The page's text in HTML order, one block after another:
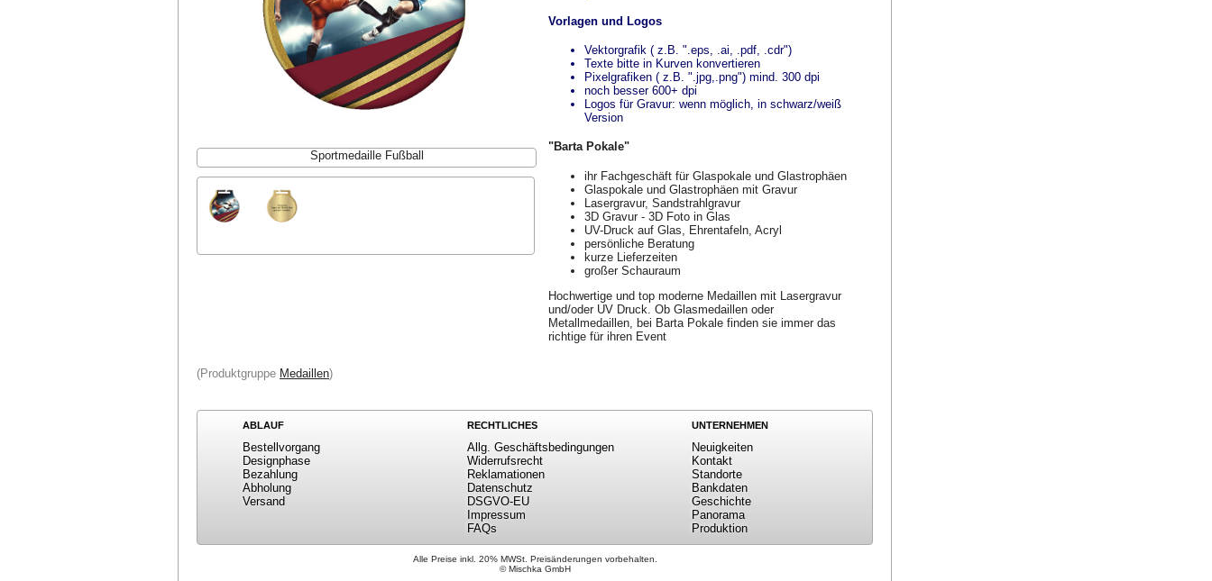
Sportmedaille Fußball
Vorlagen und Logos
Vektorgrafik ( z.B. ".eps, .ai, .pdf, .cdr")
Texte bitte in Kurven konvertieren
Pixelgrafiken ( z.B. ".jpg,.png") mind. 300 dpi
noch besser 600+ dpi
Logos für Gravur: wenn möglich, in schwarz/weiß
Version
"Barta Pokale"
ihr Fachgeschäft für Glaspokale und Glastrophäen
Glaspokale und Glastrophäen mit Gravur
Lasergravur, Sandstrahlgravur
3D Gravur - 3D Foto in Glas
UV-Druck auf Glas, Ehrentafeln, Acryl
persönliche Beratung
kurze Lieferzeiten
großer Schauraum
Hochwertige und top moderne Medaillen mit Lasergravur
und/oder UV Druck. Ob Glasmedaillen oder
Metallmedaillen, bei Barta Pokale finden sie immer das
richtige für ihren Event
(Produktgruppe Medaillen)
ABLAUF
Bestellvorgang
Designphase
Bezahlung
Abholung
Versand
RECHTLICHES
Allg. Geschäftsbedingungen
Widerrufsrecht
Reklamationen
Datenschutz
DSGVO-EU
Impressum
FAQs
UNTERNEHMEN
Neuigkeiten
Kontakt
Standorte
Bankdaten
Geschichte
Panorama
Produktion
Alle Preise inkl. 20% MWSt. Preisänderungen vorbehalten.
© Mischka GmbH